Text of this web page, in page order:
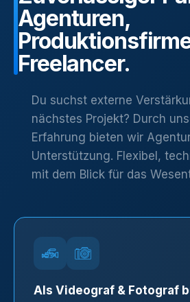
Agenturen,
Freelancer.
Du suchst externe
nächstes Projekt? Durch
Erfahrung bieten wir
Unterstützung. Flexibel,
mit dem Blick für das
Als Videograf & Fotograf